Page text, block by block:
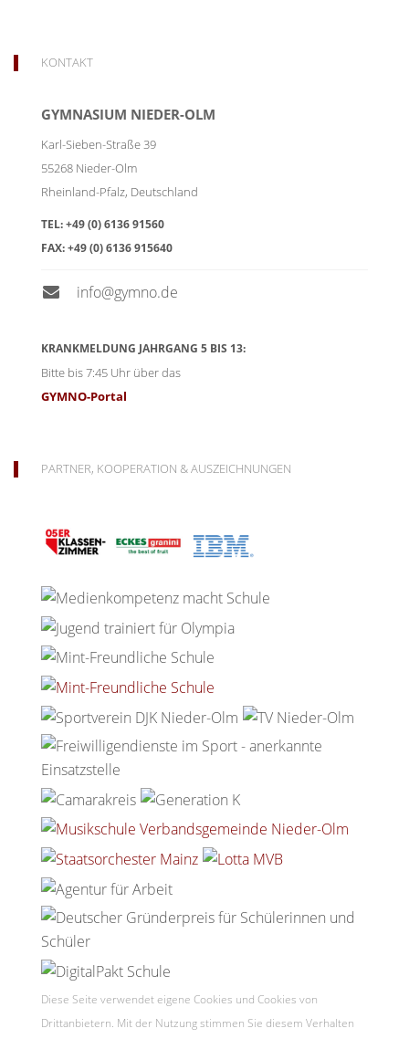
KONTAKT
GYMNASIUM NIEDER-OLM
Karl-Sieben-Straße 39
55268 Nieder-Olm
Rheinland-Pfalz, Deutschland
TEL:+49 (0) 6136 91560
FAX:+49 (0) 6136 915640
info@gymno.de
KRANKMELDUNG JAHRGANG 5 BIS 13:
Bitte bis 7:45 Uhr über das
GYMNO-Portal
PARTNER, KOOPERATION & AUSZEICHNUNGEN
Diese Seite verwendet eigene Cookies und Cookies von
Drittanbietern. Mit der Nutzung stimmen Sie diesem Verhalten